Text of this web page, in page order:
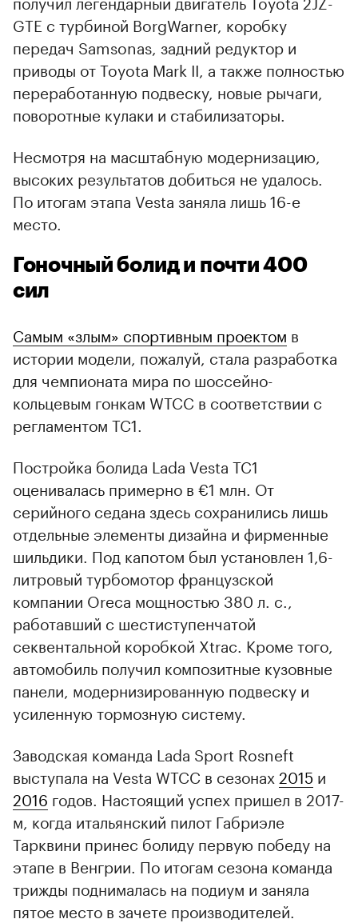
GTE с турбиной BorgWarner, коробку
передач Samsonas, задний редуктор и
приводы от Toyota Mark II, а также полностью
переработанную подвеску, новые рычаги,
поворотные кулаки и стабилизаторы.
Несмотря на масштабную модернизацию,
высоких результатов добиться не удалось.
По итогам этапа Vesta заняла лишь 16-е
место.
Гоночный болид и почти 400
сил
Самым «злым» спортивным проектом в
истории модели, пожалуй, стала разработка
для чемпионата мира по шоссейно-
кольцевым гонкам WTCC в соответствии с
регламентом TC1.
Постройка болида Lada Vesta TC1
оценивалась примерно в €1 млн. От
серийного седана здесь сохранились лишь
отдельные элементы дизайна и фирменные
шильдики. Под капотом был установлен 1,6-
литровый турбомотор французской
компании Oreca мощностью 380 л. с.,
работавший с шестиступенчатой
секвентальной коробкой Xtrac. Кроме того,
автомобиль получил композитные кузовные
панели, модернизированную подвеску и
усиленную тормозную систему.
Заводская команда Lada Sport Rosneft
выступала на Vesta WTCC в сезонах 2015 и
2016 годов. Настоящий успех пришел в 2017-
м, когда итальянский пилот Габриэле
Тарквини принес болиду первую победу на
этапе в Венгрии. По итогам сезона команда
трижды поднималась на подиум и заняла
пятое место в зачете производителей.